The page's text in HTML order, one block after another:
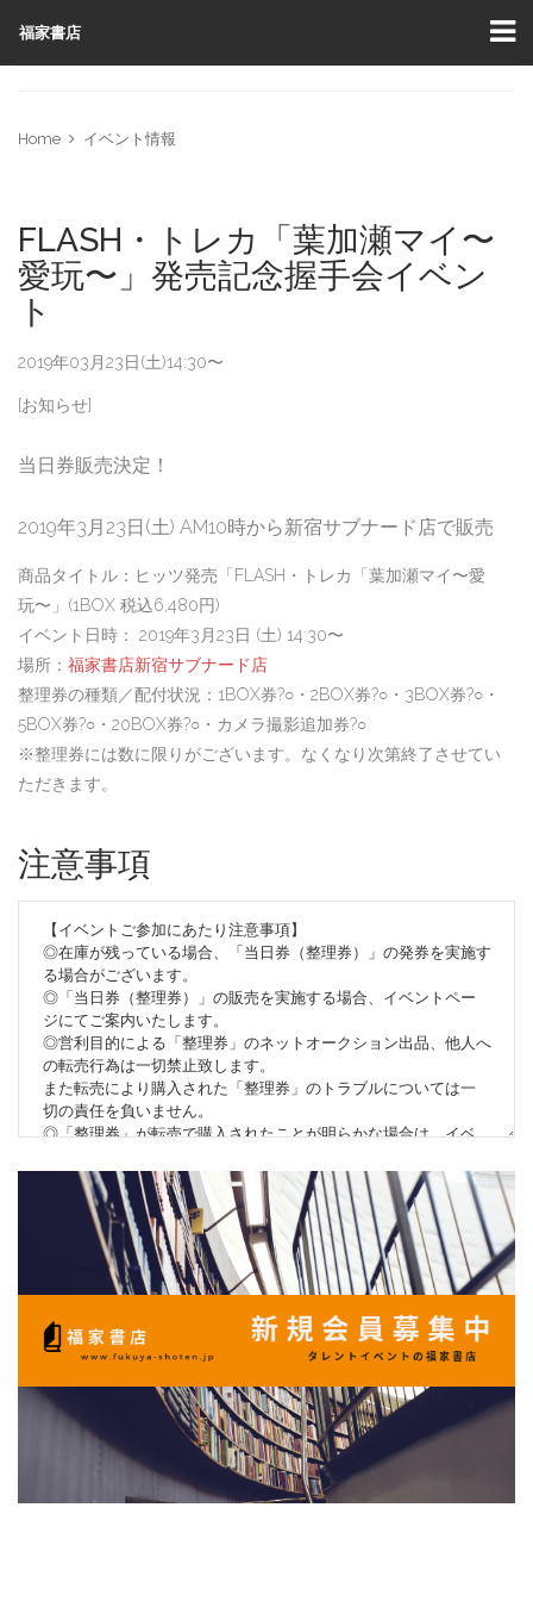
福家書店
Home イベント情報
FLASH・トレカ「葉加瀬マイ〜
愛玩〜」発売記念握手会イベン
ト
2019年03月23日(土)14:30〜
[お知らせ]
当日券販売決定！
2019年3月23日(土) AM10時から新宿サブナード店で販売
商品タイトル：ヒッツ発売「FLASH・トレカ「葉加瀬マイ〜愛
玩〜」(1BOX 税込6,480円)
イベント日時： 2019年3月23日 (土) 14:30〜
場所： 福家書店新宿サブナード店
整理券の種類／配付状況：1BOX券?○・2BOX券?○・3BOX券?○・
5BOX券?○・20BOX券?○・カメラ撮影追加券?○
※整理券には数に限りがございます。なくなり次第終了させてい
ただきます。
注意事項